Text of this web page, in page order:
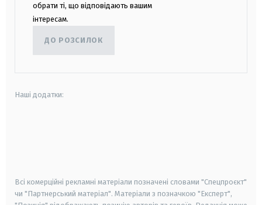
обрати ті, що відповідають вашим
інтересам.
ДО РОЗСИЛОК
Наші додатки:
Всі комерційні рекламні матеріали позначені словами "Спецпроєкт"
чи "Партнерський матеріал". Матеріали з позначкою "Експерт",